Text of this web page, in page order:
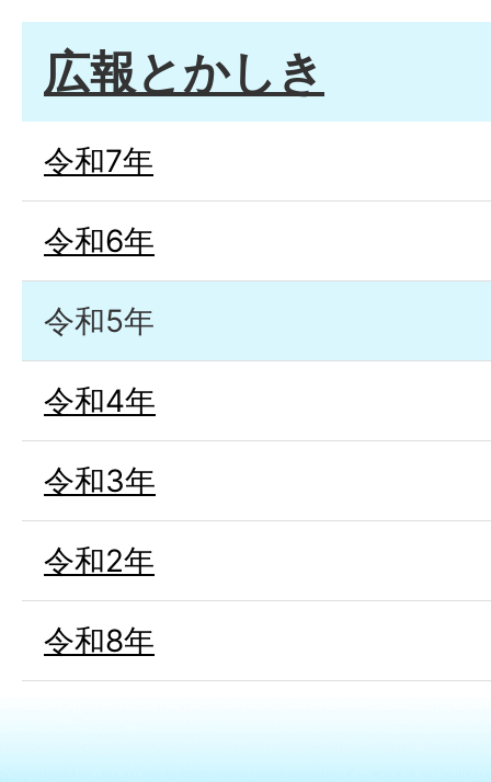
広報とかしき
令和7年
令和6年
令和5年
令和4年
令和3年
令和2年
令和8年